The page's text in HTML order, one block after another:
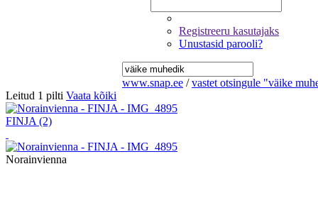
Registreeru kasutajaks
Unustasid parooli?
www.snap.ee / vastet otsingule "väike
Leitud 1 pilti Vaata kõiki
FINJA (2)
Norainvienna